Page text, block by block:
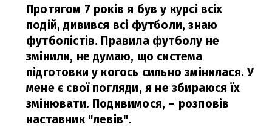
Протягом 7 років я був у курсі всіх
подій, дивився всі футболи, знаю
футболістів. Правила футболу не
змінили, не думаю, що система
підготовки у когось сильно змінилася. У
мене є свої погляди, я не збираюся їх
змінювати. Подивимося, – розповів
наставник "левів".